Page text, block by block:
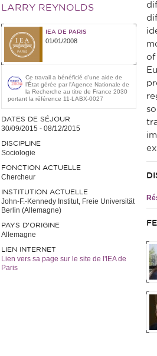
LARRY REYNOLDS
IEA DE PARIS
01/01/2008
Ce travail a bénéficié d'une aide de
l’État gérée par l'Agence Nationale de
la Recherche au titre de France 2030
portant la référence 11-LABX-0027
DATES DE SÉJOUR
30/09/2015 - 08/12/2015
DISCIPLINE
Sociologie
FONCTION ACTUELLE
Chercheur
INSTITUTION ACTUELLE
John-F.-Kennedy Institut, Freie Universität
Berlin (Allemagne)
PAYS D'ORIGINE
Allemagne
LIEN INTERNET
Lien vers sa page sur le site de l'IEA de
Paris
of